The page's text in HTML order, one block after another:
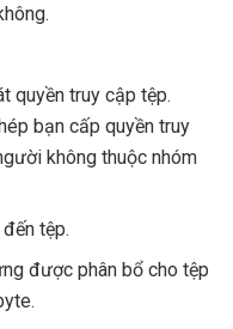
quyền truy cập tệp.
bạn cấp quyền truy
không thuộc nhóm
tệp.
được phân bổ cho tệp